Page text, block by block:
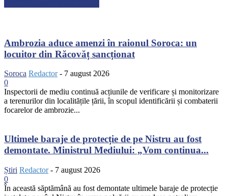
Ambrozia aduce amenzi în raionul Soroca: un
locuitor din Răcovăț sancționat
Soroca Redactor - 7 august 2026
0
Inspectorii de mediu continuă acțiunile de verificare și monitorizare
a terenurilor din localitățile țării, în scopul identificării și combaterii
focarelor de ambrozie...
Ultimele baraje de protecție de pe Nistru au fost
demontate. Ministrul Mediului: „Vom continua...
Știri Redactor - 7 august 2026
0
În această săptămână au fost demontate ultimele baraje de protecție